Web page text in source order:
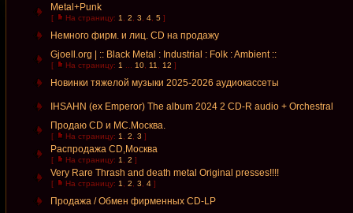
Metal+Punk
[ На страницу: 1 2 3 4 5 ]
Немного фирм. и лиц. CD на продажу
Gjoell.org | :: Black Metal : Industrial : Folk : Ambient ::
[ На страницу: 1 10 11 12 ]
Новинки тяжелой музыки 2025-2026 аудиокассеты
IHSAHN (ex Emperor) The album 2024 2 CD-R audio + Orchestral
Продаю CD и MC.Москва.
[ На страницу: 1 2 3 ]
Распродажа CD,Москва
[ На страницу: 1 2 ]
Very Rare Thrash and death metal Original presses!!!!
[ На страницу: 1 2 3 4 ]
Продажа / Обмен фирменных CD-LP